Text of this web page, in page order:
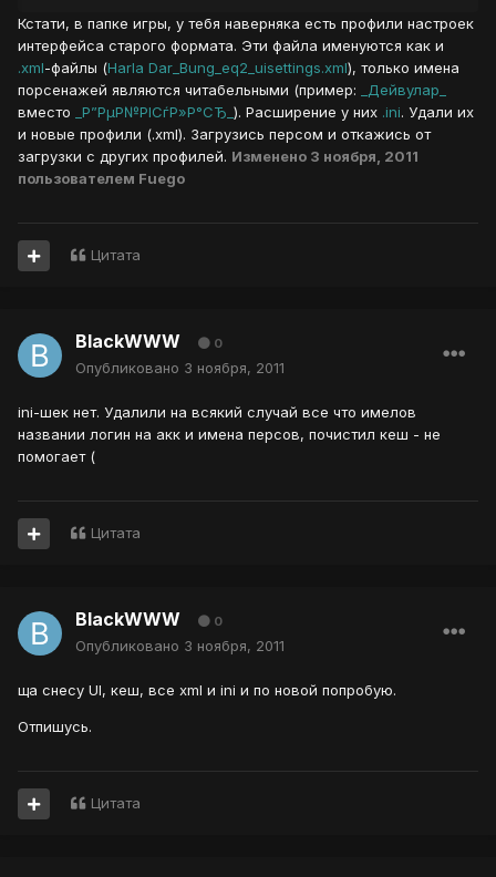
Кстати, в папке игры, у тебя наверняка есть профили настроек
интерфейса старого формата. Эти файла именуются как и
.xml-файлы (Harla Dar_Bung_eq2_uisettings.xml), только имена
порсенажей являются читабельными (пример:
_Дейвулар_
вместо
_Р”РµР№РІСѓР»Р°СЂ_ ). Расширение у них .ini. Удали их
и новые профили (.xml). Загрузись персом и откажись от
загрузки с других профилей. Изменено 3 ноября, 2011
пользователем Fuego
Цитата
BlackWWW 0
Опубликовано 3 ноября, 2011
ini-шек нет. Удалили на всякий случай все что имелов
названии логин на акк и имена персов, почистил кеш - не
помогает (
Цитата
BlackWWW 0
Опубликовано 3 ноября, 2011
ща снесу UI, кеш, все xml и ini и по новой попробую.
Отпишусь.
Цитата